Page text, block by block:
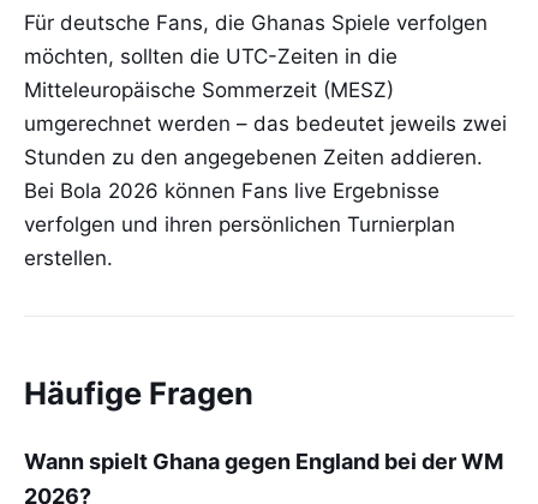
Für deutsche Fans, die Ghanas Spiele verfolgen
möchten, sollten die UTC-Zeiten in die
Mitteleuropäische Sommerzeit (MESZ)
umgerechnet werden – das bedeutet jeweils zwei
Stunden zu den angegebenen Zeiten addieren.
Bei Bola 2026 können Fans live Ergebnisse
verfolgen und ihren persönlichen Turnierplan
erstellen.
Häufige Fragen
Wann spielt Ghana gegen England bei der WM
2026?